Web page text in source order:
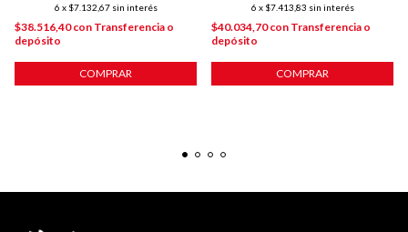
6 x $7.132,67 sin interés
$38.516,40con Transferencia o
depósito
COMPRAR
6 x $7.413,83 sin interés
$40.034,70con Transferencia o
depósito
COMPRAR